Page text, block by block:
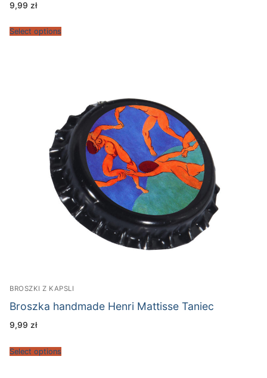
9,99 zł
Select options
BROSZKI Z KAPSLI
Broszka handmade Henri Mattisse Taniec
9,99 zł
Select options